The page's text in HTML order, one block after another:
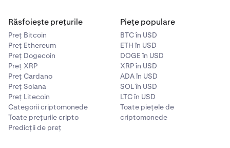
Răsfoiește prețurile
Preț Bitcoin
Preț Ethereum
Preț Dogecoin
Preț XRP
Preț Cardano
Preț Solana
Preț Litecoin
Categorii criptomonede
Toate prețurile cripto
Predicții de preț
Piețe populare
BTC în USD
ETH în USD
DOGE în USD
XRP în USD
ADA în USD
SOL în USD
LTC în USD
Toate piețele de
criptomonede